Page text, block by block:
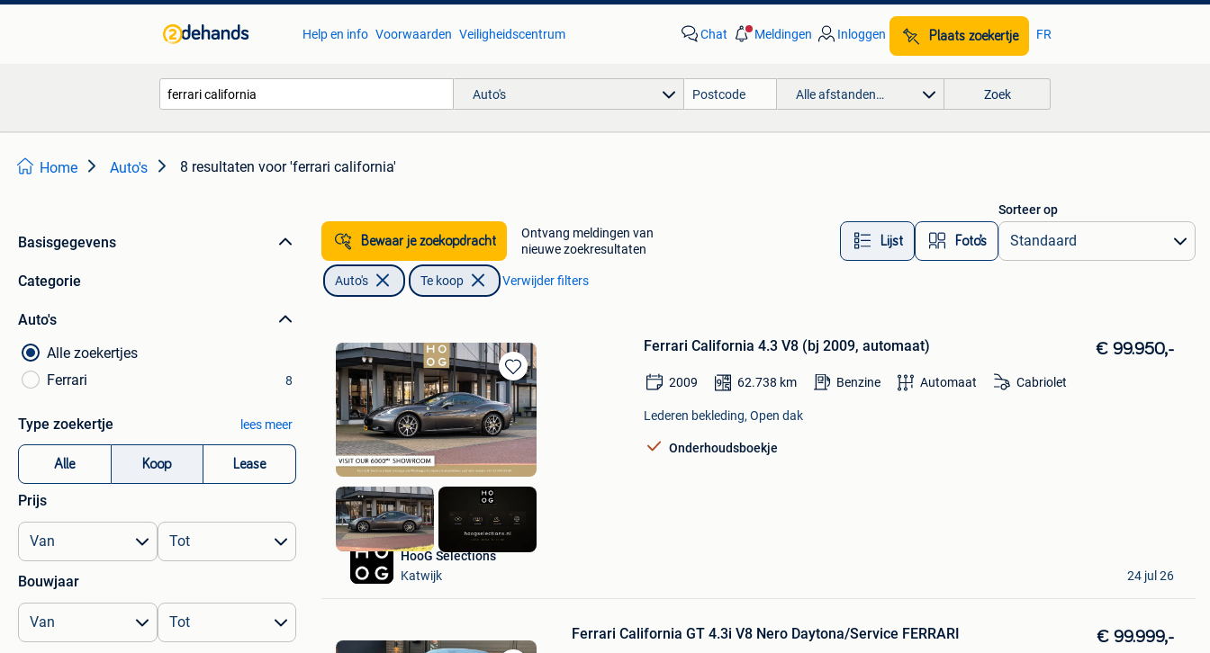
Help en info Voorwaarden Veiligheidscentrum Chat Meldingen Inloggen Plaats zoekertje FR
Auto's Alle afstanden… Zoek
Home Auto's 8 resultaten voor 'ferrari california'
Basisgegevens
Categorie
Auto's
Alle zoekertjes
Ferrari
8
Type zoekertje lees meer
Alle Koop Lease
Prijs
Bouwjaar
Bewaar je zoekopdracht
Ontvang meldingen van
nieuwe zoekresultaten
Lijst Foto’s
Sorteer op
Auto's Te koop Verwijder filters
Bewaren
in
Mijn
Favorieten
Ferrari California 4.3 V8 (bj 2009, automaat) € 99.950,-
2009 62.738 km Benzine Automaat Cabriolet
Lederen bekleding, Open dak
Onderhoudsboekje
HooG Selections
Katwijk
24 jul 26
Ferrari California GT 4.3i V8 Nero Daytona/Service FERRARI € 99.999,-